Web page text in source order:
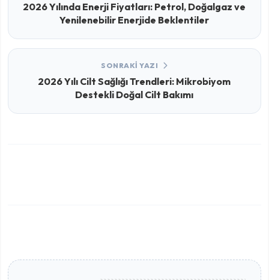
2026 Yılında Enerji Fiyatları: Petrol, Doğalgaz ve
Yenilenebilir Enerjide Beklentiler
SONRAKI YAZI
2026 Yılı Cilt Sağlığı Trendleri: Mikrobiyom
Destekli Doğal Cilt Bakımı